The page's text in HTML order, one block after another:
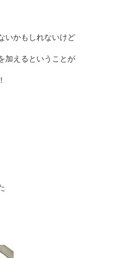
いかもしれないけど
加えるということが